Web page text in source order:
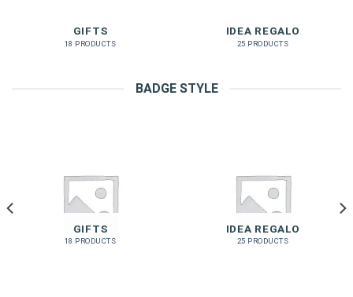
GIFTS
18 PRODUCTS
IDEA REGALO
25 PRODUCTS
BADGE STYLE
GIFTS
18 PRODUCTS
IDEA REGALO
25 PRODUCTS